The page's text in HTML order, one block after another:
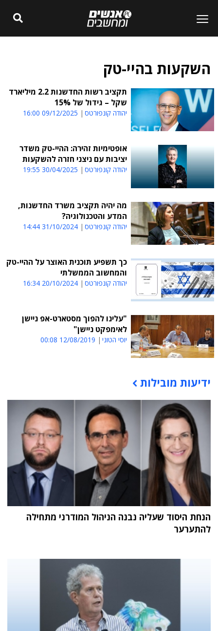
השקעות בהיי-טק
תקציב רשות החדשנות 2.2 מיליארד
שקל – גידול של 15%
יהודה קונפורטס 09/12/2025 16:00
אופטימיות זהירה: ההיי-טק משדר
יציבות עם ניצני חזרה להשקעות
יהודה קונפורטס 30/04/2025 19:55
מה יהיה תקציב משרד החדשנות,
המדע והטכנולוגיה?
יהודה קונפורטס 31/10/2024 14:44
כך תשפיע תוכנית האוצר על ההיי-טק
והמחשוב הממשלתי
יהודה קונפורטס 20/10/2024 16:34
"עלינו להפוך מסטארט-אפ ניישן
לאימפקט ניישן"
יוסי הטוני 12/08/2019 00:08
תוכן פרסומי
ידיעות מובילות
הנחת היסוד שעליה נבנה הניהול המודרני מתחילה
להתערער